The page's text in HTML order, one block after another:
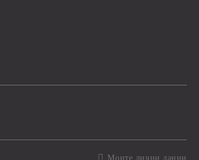
Моите лични данни